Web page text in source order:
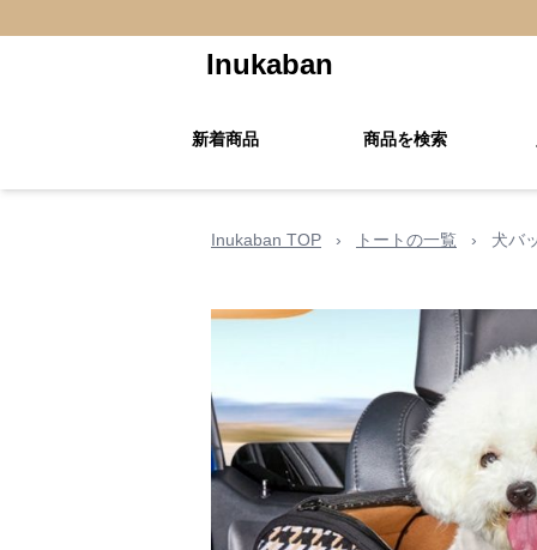
Inukaban
新着商品 商品を検索
Inukaban TOP › トートの一覧 › 犬バ